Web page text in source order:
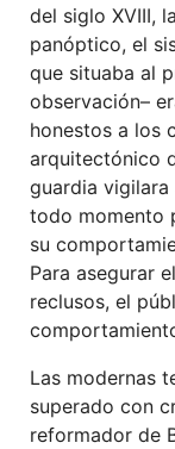
del siglo XVIII,
panóptico, el
que situaba al
observación–
honestos a los
arquitectónico
guardia vigilara
todo momento
su
Para asegurar
reclusos, el
Las modernas
superado con
reformador de